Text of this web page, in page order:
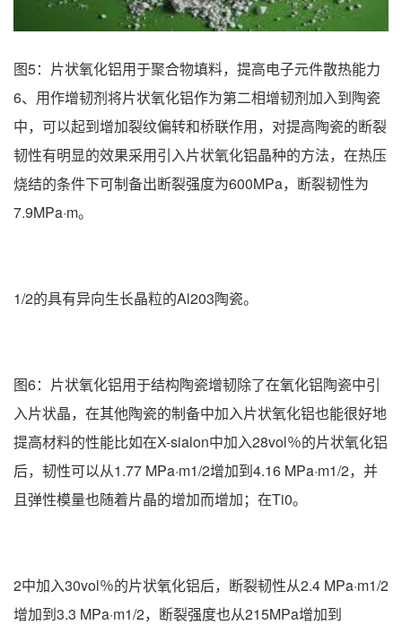
图5：片状氧化铝用于聚合物填料，提高电子元件散热能力
6、用作增韧剂将片状氧化铝作为第二相增韧剂加入到陶瓷
中，可以起到增加裂纹偏转和桥联作用，对提高陶瓷的断裂
韧性有明显的效果采用引入片状氧化铝晶种的方法，在热压
烧结的条件下可制备出断裂强度为600MPa，断裂韧性为
7.9MPa·m。
1/2的具有异向生长晶粒的Al203陶瓷。
图6：片状氧化铝用于结构陶瓷增韧除了在氧化铝陶瓷中引
入片状晶，在其他陶瓷的制备中加入片状氧化铝也能很好地
提高材料的性能比如在X-sialon中加入28vol％的片状氧化铝
后，韧性可以从1.77 MPa·m1/2增加到4.16 MPa·m1/2，并
且弹性模量也随着片晶的增加而增加；在Ti0。
2中加入30vol％的片状氧化铝后，断裂韧性从2.4 MPa·m1/2
增加到3.3 MPa·m1/2，断裂强度也从215MPa增加到